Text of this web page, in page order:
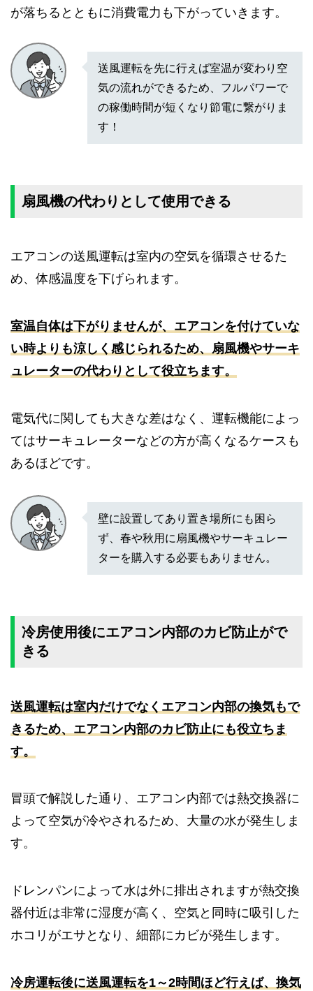
が落ちるとともに消費電力も下がっていきます。
送風運転を先に行えば室温が変わり空
気の流れができるため、フルパワーで
の稼働時間が短くなり節電に繋がりま
す！
扇風機の代わりとして使用できる
エアコンの送風運転は室内の空気を循環させるた
め、体感温度を下げられます。
室温自体は下がりませんが、エアコンを付けていな
い時よりも涼しく感じられるため、扇風機やサーキ
ュレーターの代わりとして役立ちます。
電気代に関しても大きな差はなく、運転機能によっ
てはサーキュレーターなどの方が高くなるケースも
あるほどです。
壁に設置してあり置き場所にも困ら
ず、春や秋用に扇風機やサーキュレー
ターを購入する必要もありません。
冷房使用後にエアコン内部のカビ防止がで
きる
送風運転は室内だけでなくエアコン内部の換気もで
きるため、エアコン内部のカビ防止にも役立ちま
す。
冒頭で解説した通り、エアコン内部では熱交換器に
よって空気が冷やされるため、大量の水が発生しま
す。
ドレンパンによって水は外に排出されますが熱交換
器付近は非常に湿度が高く、空気と同時に吸引した
ホコリがエサとなり、細部にカビが発生します。
冷房運転後に送風運転を1～2時間ほど行えば、換気